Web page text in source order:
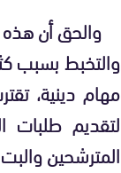
والحق أن هذه
والتخبط بسبب
مهام دينية،
لتقديم
المترشحين